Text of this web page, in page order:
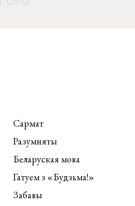
Сармат
Разумняты
Беларуская мова
Гатуем з «Будзьма!»
Забавы